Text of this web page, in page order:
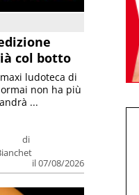
col botto
di
il 07/08/2026
ludoteca di
non ha più
...